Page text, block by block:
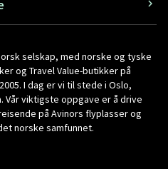
selskap, med norske og tyske
og Travel Value-butikker på
I dag er vi til stede i Oslo,
Vår viktigste oppgave er å drive
på Avinors flyplasser og
norske samfunnet.